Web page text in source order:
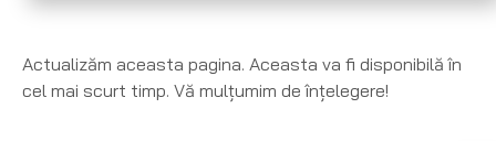
Actualizăm aceasta pagina. Aceasta va fi disponibilă în
cel mai scurt timp. Vă mulțumim de înțelegere!